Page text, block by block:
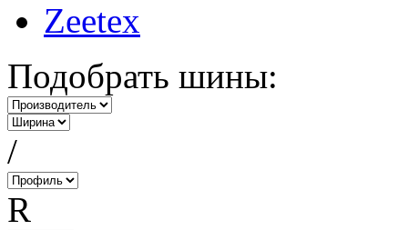
Zeetex
Подобрать шины:
/
R